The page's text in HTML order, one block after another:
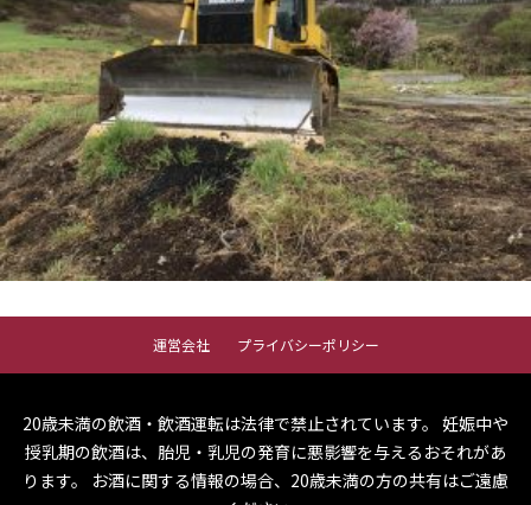
運営会社 プライバシーポリシー
20歳未満の飲酒・飲酒運転は法律で禁止されています。 妊娠中や
授乳期の飲酒は、胎児・乳児の発育に悪影響を与えるおそれがあ
ります。
お酒に関する情報の場合、20歳未満の方の共有はご遠慮